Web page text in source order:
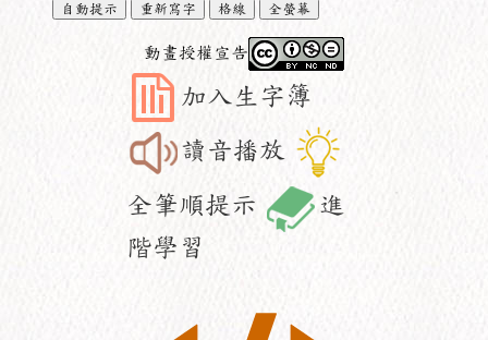
自動提示
重新寫字 格線 全螢幕
動畫授權宣告
加入生字簿
讀音播放
全筆順提示
進
階學習